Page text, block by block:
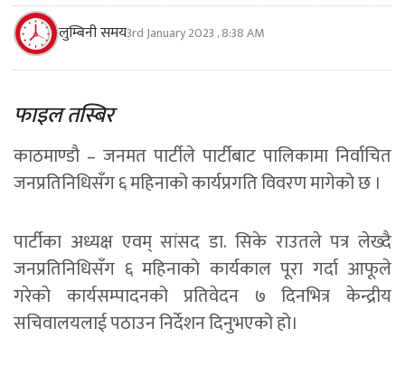
लुम्बिनी समय3rd January 2023 , 8:38 AM
फाइल तस्बिर
काठमाण्डाै – जनमत पार्टीले पार्टीबाट पालिकामा निर्वाचित
जनप्रतिनिधिसँग ६ महिनाको कार्यप्रगति विवरण मागेको छ ।
पार्टीका अध्यक्ष एवम् सांसद डा. सिके राउतले पत्र लेख्दै
जनप्रतिनिधिसँग ६ महिनाको कार्यकाल पूरा गर्दा आफूले
गरेको कार्यसम्पादनको प्रतिवेदन ७ दिनभित्र केन्द्रीय
सचिवालयलाई पठाउन निर्देशन दिनुभएको हो।